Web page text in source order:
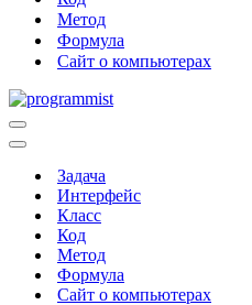
Метод
Формула
Сайт о компьютерах
Меню
навигации
Меню
навигацииЗадача
Интерфейс
Класс
Код
Метод
Формула
Сайт о компьютерах